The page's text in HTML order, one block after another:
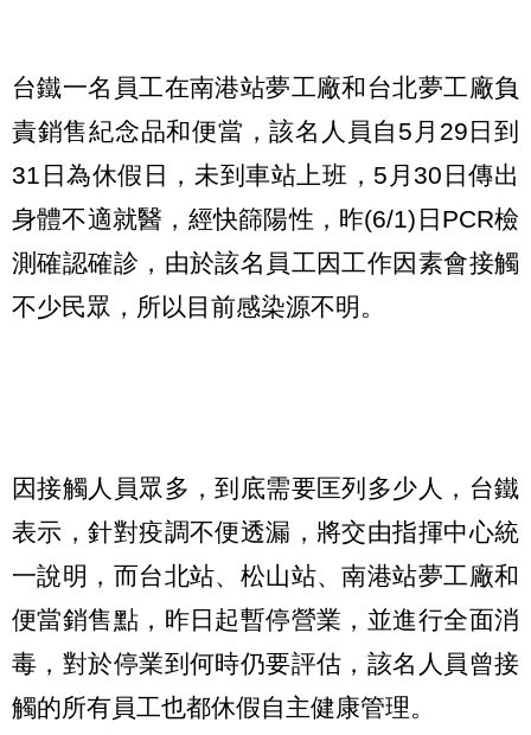
台鐵一名員工在南港站夢工廠和台北夢工廠負
責銷售紀念品和便當，該名人員自5月29日到
31日為休假日，未到車站上班，5月30日傳出
身體不適就醫，經快篩陽性，昨(6/1)日PCR檢
測確認確診，由於該名員工因工作因素會接觸
不少民眾，所以目前感染源不明。
因接觸人員眾多，到底需要匡列多少人，台鐵
表示，針對疫調不便透漏，將交由指揮中心統
一說明，而台北站、松山站、南港站夢工廠和
便當銷售點，昨日起暫停營業，並進行全面消
毒，對於停業到何時仍要評估，該名人員曾接
觸的所有員工也都休假自主健康管理。